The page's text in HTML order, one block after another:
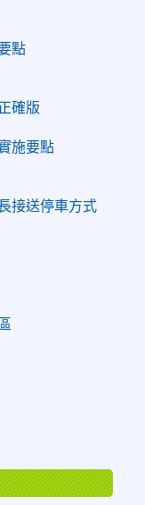
點
確版
施要點
接送停車方式